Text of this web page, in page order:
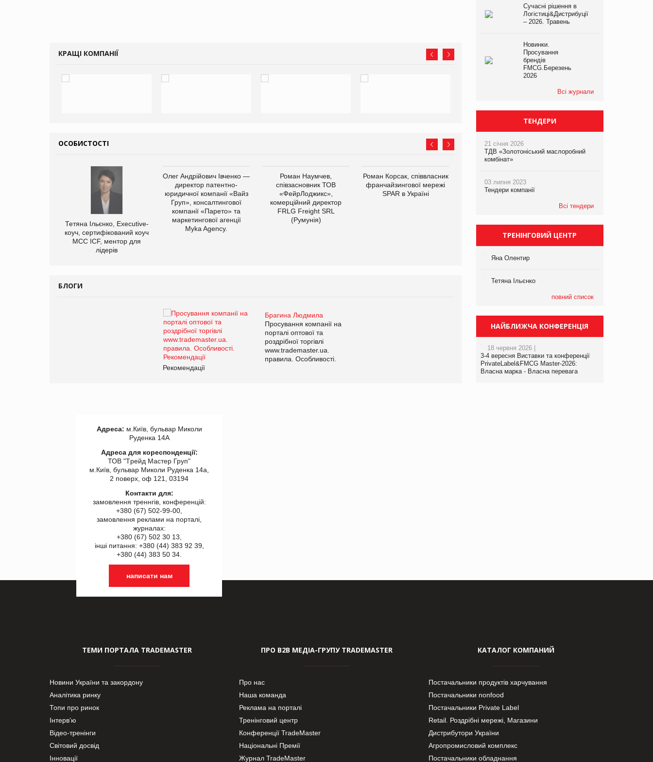
КРАЩІ КОМПАНІЇ
ОСОБИСТОСТІ
Тетяна Ільєнко, Executive-
коуч, сертифікований коуч
МСС ICF, ментор для
лідерів
Олег Андрійович Івченко —
директор патентно-
юридичної компанії «Вайз
Груп», консалтингової
компанії «Парето» та
маркетингової агенції
Myka Agency.
Роман Наумчев,
співзасновник ТОВ
«ФейрЛоджикс»,
комерційний директор
FRLG Freight SRL
(Румунія)
Роман Корсак, співвласник
франчайзингової мережі
SPAR в Україні
Файно маркет Директор
департаменту з
БЛОГИ
Брагина Людмила
Просування компанії на
порталі оптової та
роздрібної торгівлі
www.trademaster.ua.
правила. Особливості.
Рекомендації
Брагина Людмила
Просування компанії на
www.trademaster.ua.
правила. Особливості.
Сучасні рішення в
Логістиці&Дистрибуції
– 2026. Травень
Новинки.
Просування
брендів
FMCG.Березень
2026
Всі журнали
ТЕНДЕРИ
21 січня 2026
ТДВ «Золотоніський маслоробний
комбінат»
03 липня 2023
Тендери компанії
Всі тендери
ТРЕНІНГОВИЙ ЦЕНТР
Яна Олентир
Тетяна Ільєнко
повний список
НАЙБЛИЖЧА КОНФЕРЕНЦІЯ
18 червня 2026 |
3-4 вересня Виставки та конференції
PrivateLabel&FMCG Master-2026:
Власна марка - Власна перевага
Адреса: м.Київ, бульвар Миколи
Руденка 14А
Адреса для кореспонденції:
ТОВ "Tрейд Мастер Груп"
м.Київ, бульвар Миколи Руденка 14а,
2 поверх, оф 121, 03194
Контакти для:
замовлення треннгів, конференцій:
+380 (67) 502-99-00,
замовлення реклами на порталі,
журналах:
+380 (67) 502 30 13,
інші питання: +380 (44) 383 92 39,
+380 (44) 383 50 34.
написати нам
ТЕМИ ПОРТАЛА TRADEMASTER
Новини України та закордону
Аналітика ринку
Топи про ринок
Інтерв’ю
Відео-тренінги
Світовий досвід
Інновації
ПРО В2В МЕДІА-ГРУПУ TRADEMASTER
Про нас
Наша команда
Реклама на порталі
Тренінговий центр
Конференції TradeMaster
Національні Премії
Журнал TradeMaster
КАТАЛОГ КОМПАНИЙ
Постачальники продуктів харчування
Постачальники nonfood
Постачальники Private Label
Retail. Роздрібні мережі, Магазини
Дистрибутори України
Агропромисловий комплекс
Постачальники обладнання